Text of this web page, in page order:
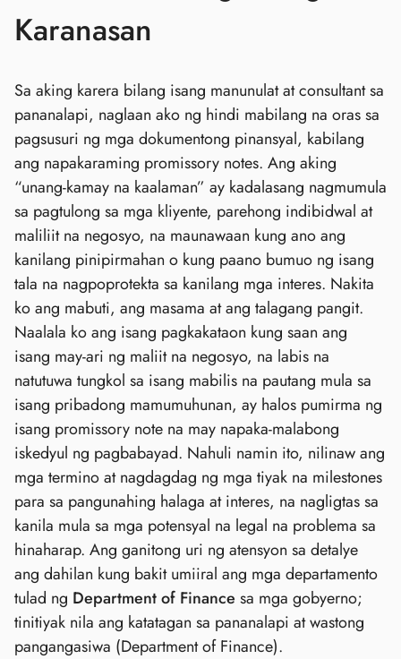
Karanasan
Sa aking karera bilang isang manunulat at consultant sa
pananalapi, naglaan ako ng hindi mabilang na oras sa
pagsusuri ng mga dokumentong pinansyal, kabilang
ang napakaraming promissory notes. Ang aking
“unang-kamay na kaalaman” ay kadalasang nagmumula
sa pagtulong sa mga kliyente, parehong indibidwal at
maliliit na negosyo, na maunawaan kung ano ang
kanilang pinipirmahan o kung paano bumuo ng isang
tala na nagpoprotekta sa kanilang mga interes. Nakita
ko ang mabuti, ang masama at ang talagang pangit.
Naalala ko ang isang pagkakataon kung saan ang
isang may-ari ng maliit na negosyo, na labis na
natutuwa tungkol sa isang mabilis na pautang mula sa
isang pribadong mamumuhunan, ay halos pumirma ng
isang promissory note na may napaka-malabong
iskedyul ng pagbabayad. Nahuli namin ito, nilinaw ang
mga termino at nagdagdag ng mga tiyak na milestones
para sa pangunahing halaga at interes, na nagligtas sa
kanila mula sa mga potensyal na legal na problema sa
hinaharap. Ang ganitong uri ng atensyon sa detalye
ang dahilan kung bakit umiiral ang mga departamento
tulad ng Department of Finance sa mga gobyerno;
tinitiyak nila ang katatagan sa pananalapi at wastong
pangangasiwa (Department of Finance).